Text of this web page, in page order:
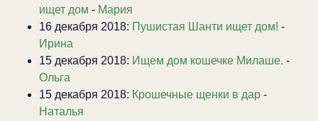
ищет дом - Мария
16 декабря 2018: Пушистая Шанти ищет дом! -
Ирина
15 декабря 2018: Ищем дом кошечке Милаше. -
Ольга
15 декабря 2018: Крошечные щенки в дар -
Наталья